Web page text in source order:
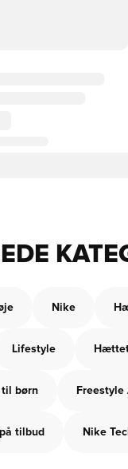
Nike
Lifestyle
til børn Freestyle
tilbud Nike